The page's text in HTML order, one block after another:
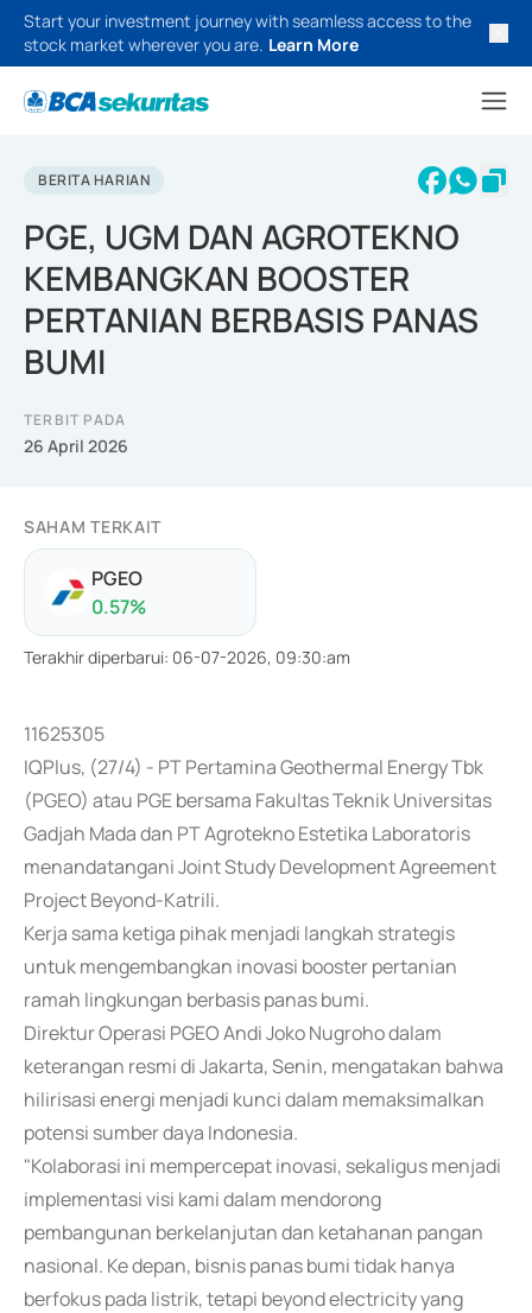
Start your investment journey with seamless access to the
stock market wherever you are. Learn More
BERITA HARIAN
PGE, UGM DAN AGROTEKNO
KEMBANGKAN BOOSTER
PERTANIAN BERBASIS PANAS
BUMI
TERBIT PADA
26 April 2026
SAHAM TERKAIT
PGEO
0.57%
Terakhir diperbarui: 06-07-2026, 09:30:am
11625305
IQPlus, (27/4) - PT Pertamina Geothermal Energy Tbk
(PGEO) atau PGE bersama Fakultas Teknik Universitas
Gadjah Mada dan PT Agrotekno Estetika Laboratoris
menandatangani Joint Study Development Agreement
Project Beyond-Katrili.
Kerja sama ketiga pihak menjadi langkah strategis
untuk mengembangkan inovasi booster pertanian
ramah lingkungan berbasis panas bumi.
Direktur Operasi PGEO Andi Joko Nugroho dalam
keterangan resmi di Jakarta, Senin, mengatakan bahwa
hilirisasi energi menjadi kunci dalam memaksimalkan
potensi sumber daya Indonesia.
"Kolaborasi ini mempercepat inovasi, sekaligus menjadi
implementasi visi kami dalam mendorong
pembangunan berkelanjutan dan ketahanan pangan
nasional. Ke depan, bisnis panas bumi tidak hanya
berfokus pada listrik, tetapi beyond electricity yang